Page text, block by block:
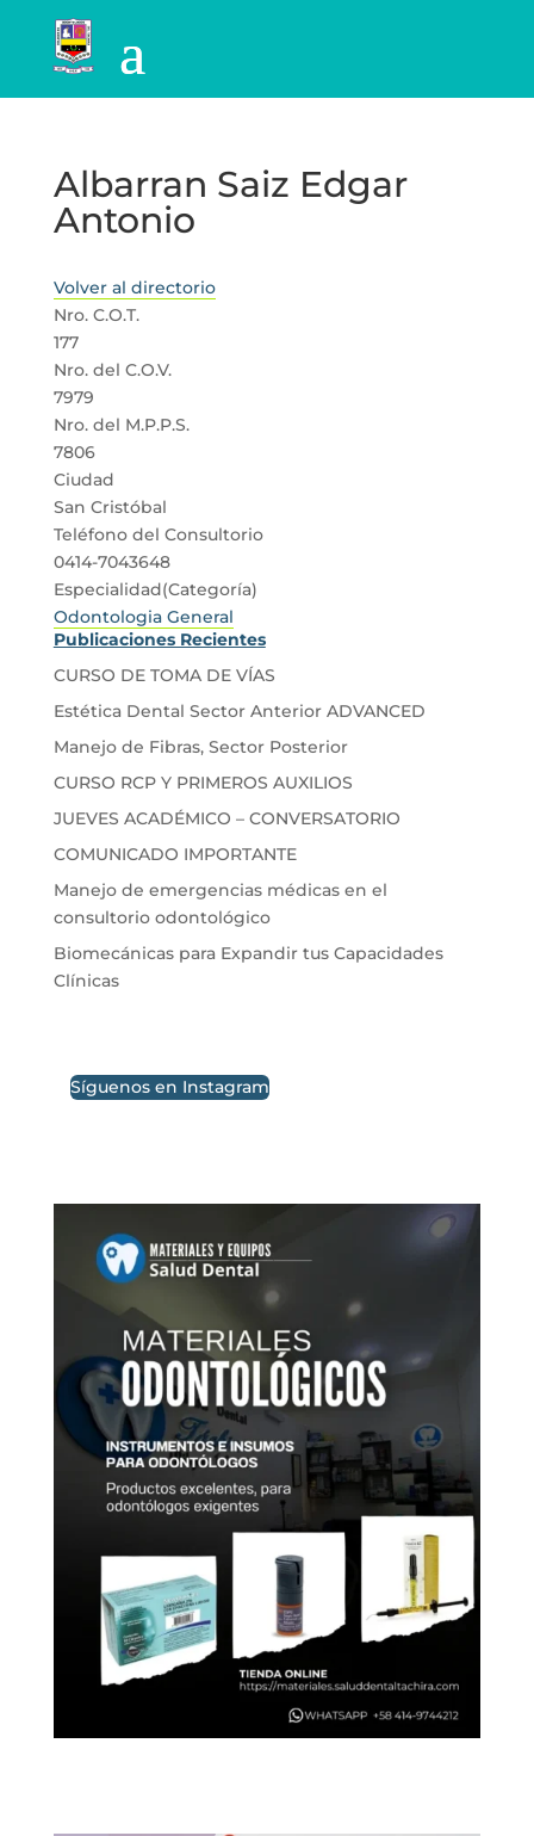
Albarran Saiz Edgar
Antonio
Volver al directorio
Nro. C.O.T.
177
Nro. del C.O.V.
7979
Nro. del M.P.P.S.
7806
Ciudad
San Cristóbal
Teléfono del Consultorio
0414-7043648
Especialidad(Categoría)
Odontologia General
Publicaciones Recientes
CURSO DE TOMA DE VÍAS
Estética Dental Sector Anterior ADVANCED
Manejo de Fibras, Sector Posterior
CURSO RCP Y PRIMEROS AUXILIOS
JUEVES ACADÉMICO – CONVERSATORIO
COMUNICADO IMPORTANTE
Manejo de emergencias médicas en el
consultorio odontológico
Biomecánicas para Expandir tus Capacidades
Clínicas
Síguenos en Instagram